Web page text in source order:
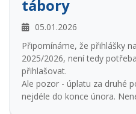
tábory
05.01.2026
Připomínáme, že přihlášky
2025/2026, není tedy
přihlašovat.
Ale pozor - úplatu za druhé
nejdéle do konce února.